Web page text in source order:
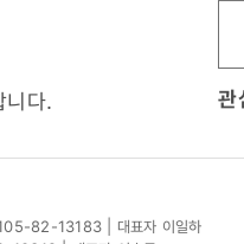
니다. 관
105-82-13183 | 대표자 이일하